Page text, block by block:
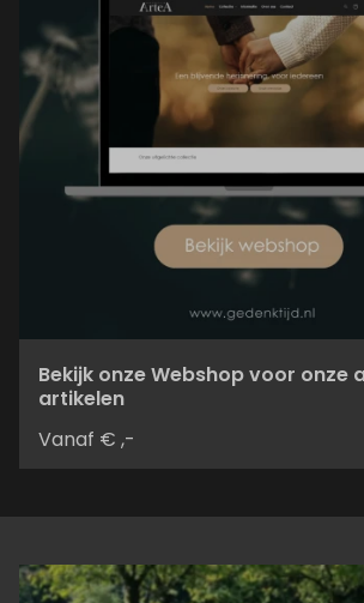
Bekijk onze Webshop voor onze
artikelen
Vanaf € ,-